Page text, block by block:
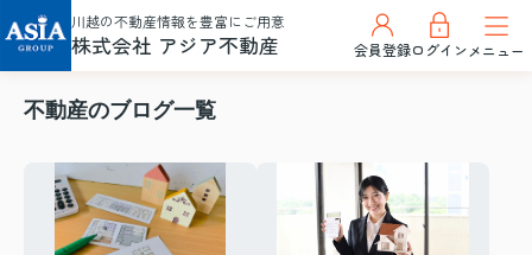
川越の不動産情報を豊富にご用意
株式会社 アジア不動産 会員登録ログインメニュー
不動産のブログ一覧